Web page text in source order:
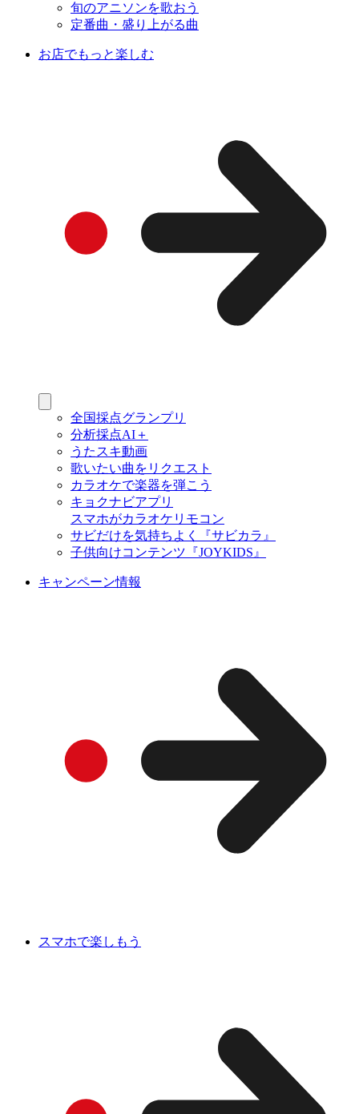
旬のアニソンを歌おう
定番曲・盛り上がる曲
お店でもっと楽しむ
全国採点グランプリ
分析採点AI＋
うたスキ動画
歌いたい曲をリクエスト
カラオケで楽器を弾こう
キョクナビアプリ
スマホがカラオケリモコン
サビだけを気持ちよく『サビカラ』
子供向けコンテンツ『JOYKIDS』
キャンペーン情報
スマホで楽しもう